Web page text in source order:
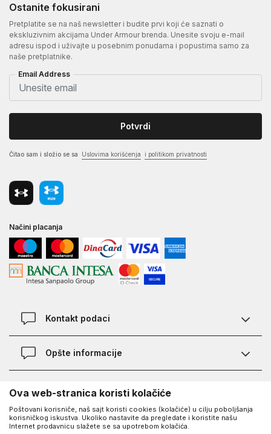
Ostanite fokusirani
Pretplatite se na naš newsletter i budite prvi koji će saznati o
ekskluzivnim akcijama Under Armour brenda. Unesite svoju e-mail
adresu ispod i uživajte u posebnim ponudama i popustima samo za
naše pretplatnike.
Email Address
Potvrdi
Čitao sam i složio se sa Uslovima korišćenja i politikom privatnosti
Načini placanja
Kontakt podaci
Chat
Opšte informacije
Najčešća pitanja
Kako kupiti
O Under Armour-u
O nama - priča o UA
UA Social
Ova web-stranica koristi kolačiće
Poštovani korisniče, naš sajt koristi cookies (kolačiće) u cilju poboljšanja
korisničkog iskustva. Ukoliko nastavite da pregledate i koristite našu
Internet prodavnicu slažete se sa upotrebom kolačića.